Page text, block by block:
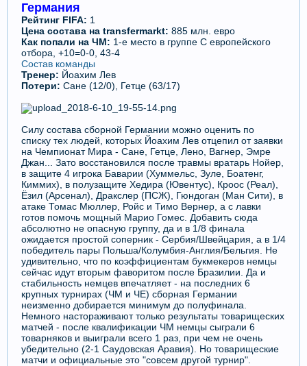
Германия
Рейтинг FIFA: 1
Цена состава на transfermarkt: 885 млн. евро
Как попали на ЧМ: 1-е место в группе C европейского
отбора, +10=0-0, 43-4
Состав команды
Тренер: Йоахим Лев
Потери: Сане (12/0), Гетце (63/17)
Силу состава сборной Германии можно оценить по
списку тех людей, которых Йоахим Лев отцепил от заявки
на Чемпионат Мира - Сане, Гетце, Лено, Вагнер, Эмре
Джан... Зато восстановился после травмы вратарь Нойер,
в защите 4 игрока Баварии (Хуммельс, Зуле, Боатенг,
Киммих), в полузащите Хедира (Ювентус), Кроос (Реал),
Ёзил (Арсенал), Дракслер (ПСЖ), Гюндоган (Ман Сити), в
атаке Томас Мюллер, Ройс и Тимо Вернер, а с лавки
готов помочь мощный Марио Гомес. Добавить сюда
абсолютно не опасную группу, да и в 1/8 финала
ожидается простой соперник - Сербия/Швейцария, а в 1/4
победитель пары Польша/Колумбия-Англия/Бельгия. Не
удивительно, что по коэффициентам букмекеров немцы
сейчас идут вторым фаворитом после Бразилии. Да и
стабильность немцев впечатляет - на последних 6
крупных турнирах (ЧМ и ЧЕ) сборная Германии
неизменно добирается минимум до полуфинала.
Немного настораживают только результаты товарищеских
матчей - после квалификации ЧМ немцы сыграли 6
товарняков и выиграли всего 1 раз, при чем не очень
убедительно (2-1 Саудовская Аравия). Но товарищеские
матчи и официальные это "совсем другой турнир".